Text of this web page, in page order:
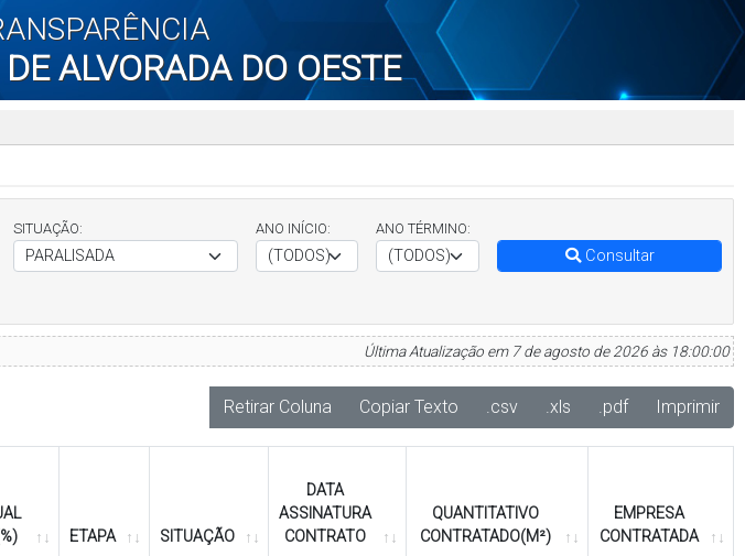
ALVORADA DO OESTE
SITUAÇÃO: ANO INÍCIO: ANO TÉRMINO:
Consultar
Última Atualização em 7 de agosto de 2026 às 18:00:00
Retirar Coluna Copiar Texto .csv .xls .pdf Imprimir
ETAPA SITUAÇÃO
DATA
ASSINATURA
CONTRATO
QUANTITATIVO
CONTRATADO(M²)
EMPRESA
CONTRATADA